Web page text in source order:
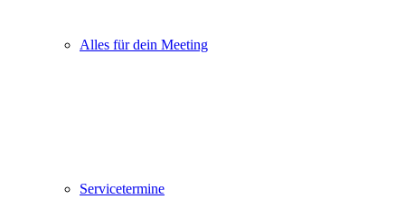
Alles für dein Meeting
Servicetermine